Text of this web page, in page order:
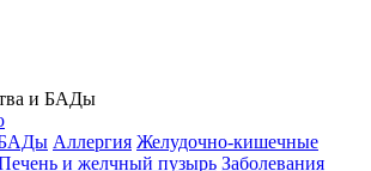
и БАДы
БАДы Аллергия Желудочно-кишечные
и желчный пузырь Заболевания